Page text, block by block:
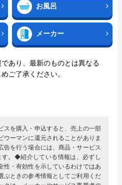
お風呂
メーカー
あり、最新のものとは異なる
ご了承ください。
を購入・申込すると、売上の一部
ウーマンに還元されることがありま
を行う場合には、商品・サービス
。◆紹介している情報は、必ずし
性・有効性を示しているわけではあ
ぶときの参考情報としてご利用くだ